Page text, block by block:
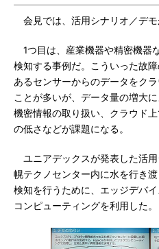
会見では、活用シナリオ／デモ
1つ目は、産業機器や精密機器
検知する事例だ。こういった故
あるセンサーからのデータをク
ことが多いが、データ量の増大
機密情報の取り扱い、クラウド
の低さなどが課題になる。
ユニアデックスが発表した活
幌テクノセンター内に水を行き
検知を行うために、エッジデバ
コンピューティングを利用した。